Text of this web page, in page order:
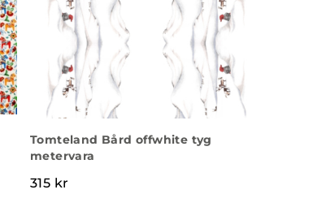
Tomteland Bård offwhite tyg
metervara
315 kr